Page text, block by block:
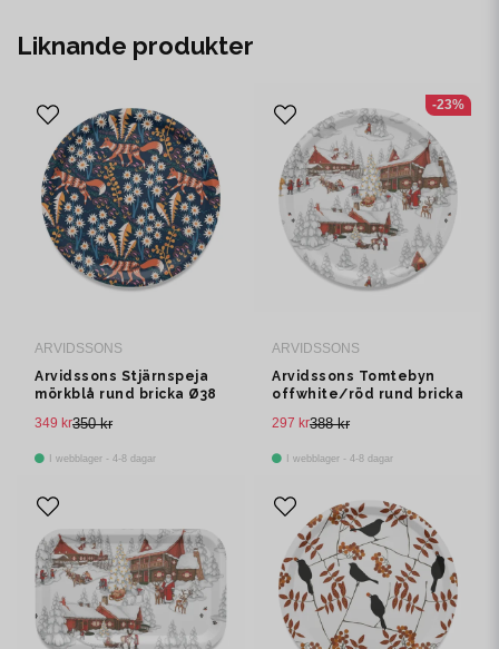
Liknande produkter
ARVIDSSONS
Arvidssons Stjärnspeja
mörkblå rund bricka Ø38
350 kr
349 kr
I webblager - 4-8 dagar
ARVIDSSONS
Arvidssons Tomtebyn
offwhite/röd rund bricka
388 kr
297 kr
I webblager - 4-8 dagar
-23%